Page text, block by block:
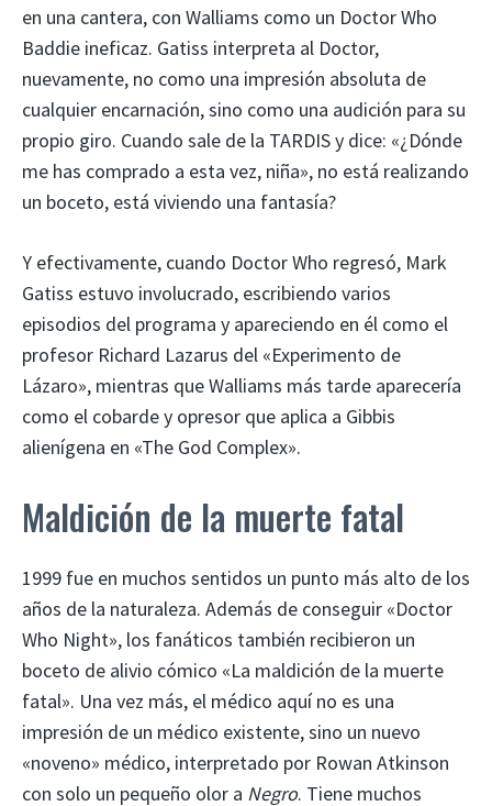
en una cantera, con Walliams como un Doctor Who
Baddie ineficaz. Gatiss interpreta al Doctor,
nuevamente, no como una impresión absoluta de
cualquier encarnación, sino como una audición para su
propio giro. Cuando sale de la TARDIS y dice: «¿Dónde
me has comprado a esta vez, niña», no está realizando
un boceto, está viviendo una fantasía?
Y efectivamente, cuando Doctor Who regresó, Mark
Gatiss estuvo involucrado, escribiendo varios
episodios del programa y apareciendo en él como el
profesor Richard Lazarus del «Experimento de
Lázaro», mientras que Walliams más tarde aparecería
como el cobarde y opresor que aplica a Gibbis
alienígena en «The God Complex».
Maldición de la muerte fatal
1999 fue en muchos sentidos un punto más alto de los
años de la naturaleza. Además de conseguir «Doctor
Who Night», los fanáticos también recibieron un
boceto de alivio cómico «La maldición de la muerte
fatal». Una vez más, el médico aquí no es una
impresión de un médico existente, sino un nuevo
«noveno» médico, interpretado por Rowan Atkinson
con solo un pequeño olor a Negro. Tiene muchos